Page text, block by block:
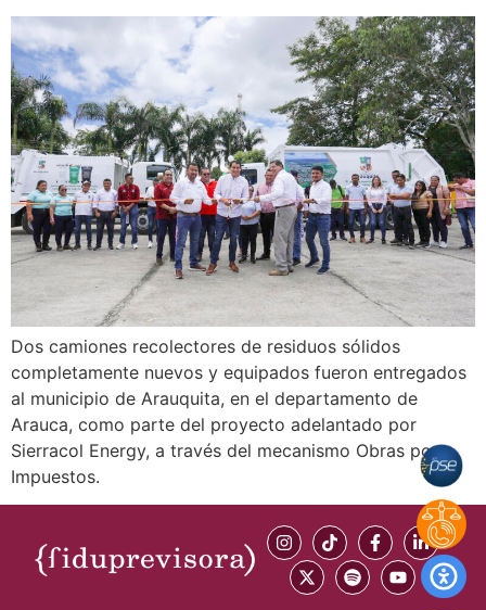
Dos camiones recolectores de residuos sólidos
completamente nuevos y equipados fueron entregados
al municipio de Arauquita, en el departamento de
Arauca, como parte del proyecto adelantado por
Sierracol Energy, a través del mecanismo Obras por
Impuestos.